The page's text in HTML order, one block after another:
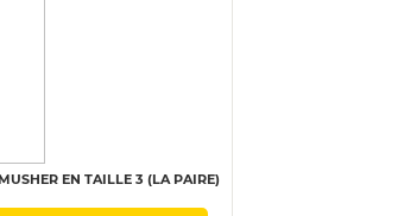
EN TAILLE 3 (LA PAIRE)